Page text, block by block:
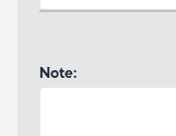
Note: